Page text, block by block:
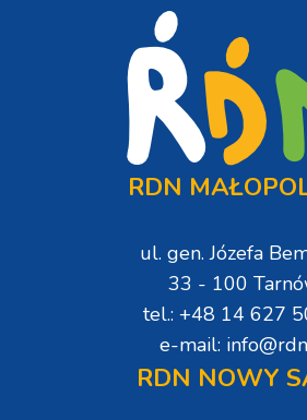
RDN
ul. gen. Józefa
33 - 100
tel.: +48 14 627
e-mail:
RDN NOWY